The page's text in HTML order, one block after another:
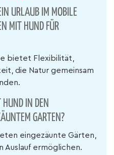
URLAUB IM MOBILE
MIT HUND FÜR
bietet Flexibilität,
die Natur gemeinsam
HUND IN DEN
GARTEN?
eingezäunte Gärten,
Auslauf ermöglichen.